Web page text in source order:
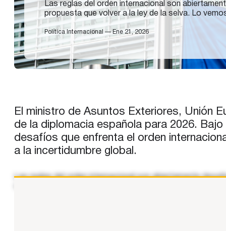
Las reglas del orden internacional son
propuesta que volver a la ley de la selva. Lo
Política Internacional — Ene 21, 2026
El ministro de Asuntos Exteriores, Unión
de la diplomacia española para 2026.
desafíos que enfrenta el orden
a la incertidumbre global.
Las reglas del orden internacional son abiertamente